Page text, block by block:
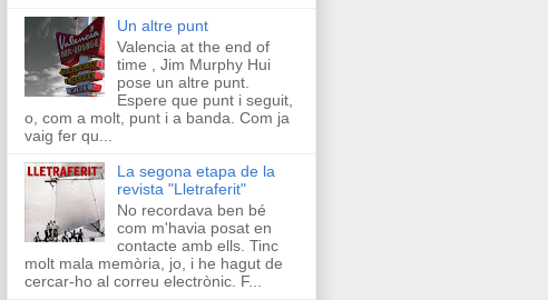
Un altre punt
Valencia at the end of
time , Jim Murphy Hui
pose un altre punt.
Espere que punt i seguit,
o, com a molt, punt i a banda. Com ja
vaig fer qu...
La segona etapa de la
revista "Lletraferit"
No recordava ben bé
com m'havia posat en
contacte amb ells. Tinc
molt mala memòria, jo, i he hagut de
cercar-ho al correu electrònic. F...